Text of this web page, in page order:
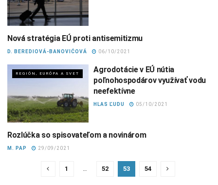
REGIÓN, EURÓPA A SVET
Nová stratégia EÚ proti antisemitizmu
D. BEREDIOVÁ-BANOVIĆOVÁ 06/10/2021
REGIÓN, EURÓPA A SVET
Agrodotácie v EÚ nútia
poľnohospodárov využívať vodu
neefektívne
HLAS ĽUDU 05/10/2021
REGIÓN, EURÓPA A SVET
Rozlúčka so spisovateľom a novinárom
M. PAP 29/09/2021
1 … 52 53 54